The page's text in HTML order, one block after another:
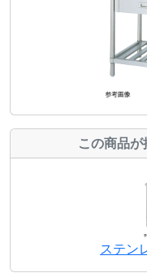
この商品
ステン